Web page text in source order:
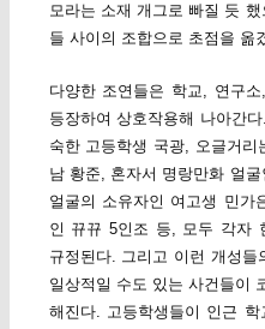
모라는 소재 개그로 빠질 듯
들 사이의 조합으로 초점을 옮
다양한 조연들은 학교, 연구
등장하여 상호작용해 나아간
숙한 고등학생 국광, 오글거
남 황준, 혼자서 명랑만화 얼
얼굴의 소유자인 여고생 민가
인 뀨뀨 5인조 등, 모두 각자
규정된다. 그리고 이런 개성
일상적일 수도 있는 사건들이
해진다. 고등학생들이 인근